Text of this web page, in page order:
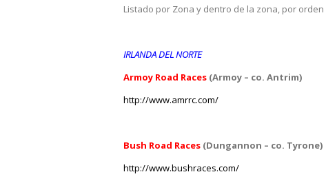
Listado por Zona y dentro de la zona, por
IRLANDA DEL NORTE
Armoy Road Races(Armoy – co. Antrim)
http://www.amrrc.com/
Bush Road Races(Dungannon – co. Tyrone)
http://www.bushraces.com/